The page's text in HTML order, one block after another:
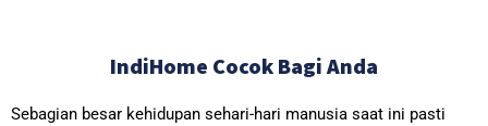
IndiHome Cocok Bagi Anda
Sebagian besar kehidupan sehari-hari manusia saat ini pasti